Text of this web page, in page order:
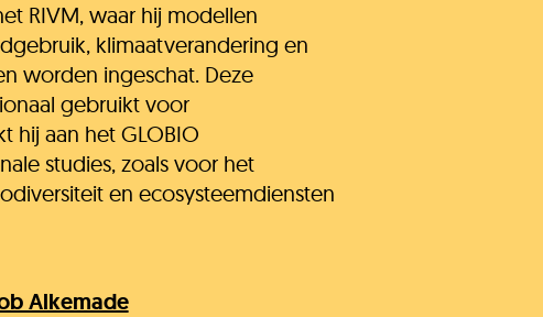
RIVM, waar hij modellen
klimaatverandering en
worden ingeschat. Deze
gebruikt voor
hij aan het GLOBIO
studies, zoals voor het
en ecosysteemdiensten
Alkemade